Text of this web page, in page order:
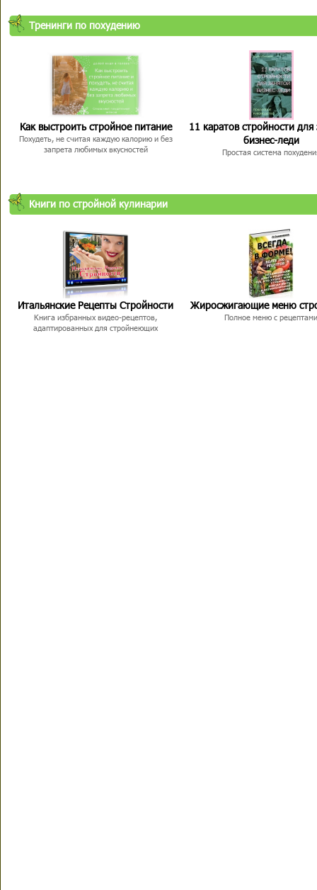
Тренинги по похудению
Как выстроить стройное питание
Похудеть, не считая каждую калорию и без
запрета любимых вкусностей
11 каратов стройности для
бизнес-леди
Простая система
Книги по стройной кулинарии
Итальянские Рецепты Стройности
Книга избранных видео-рецептов,
адаптированных для стройнеющих
Жиросжигающие меню
Полное меню с рецептами